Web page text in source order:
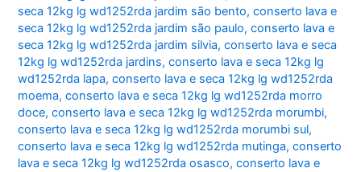
seca 12kg lg wd1252rda jardim são bento,conserto lava e
seca 12kg lg wd1252rda jardim são paulo,conserto lava e
seca 12kg lg wd1252rda jardim silvia,conserto lava e seca
12kg lg wd1252rda jardins,conserto lava e seca 12kg lg
wd1252rda lapa,conserto lava e seca 12kg lg wd1252rda
moema,conserto lava e seca 12kg lg wd1252rda morro
doce,conserto lava e seca 12kg lg wd1252rda morumbi,
conserto lava e seca 12kg lg wd1252rda morumbi sul,
conserto lava e seca 12kg lg wd1252rda mutinga,conserto
lava e seca 12kg lg wd1252rda osasco,conserto lava e